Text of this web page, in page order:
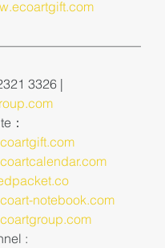
3326 |
：
notebook.com
: